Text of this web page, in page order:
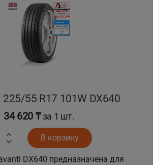
225/55 R17 101W DX640
34 620 ₸за 1 шт.
В корзину
DX640 предназначена для